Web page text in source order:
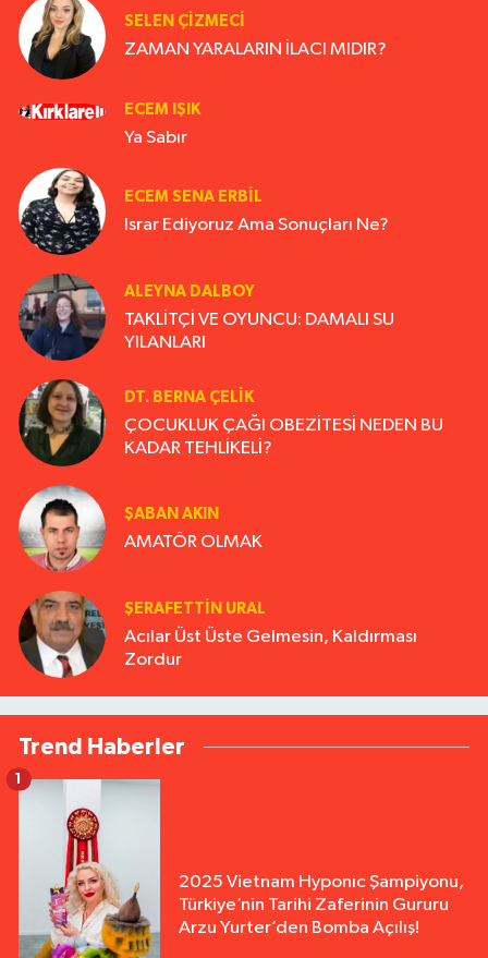
SELEN ÇİZMECİ
ZAMAN YARALARIN İLACI MIDIR?
ECEM IŞIK
Ya Sabır
ECEM SENA ERBIL
Israr Ediyoruz Ama Sonuçları Ne?
ALEYNA DALBOY
TAKLİTÇİ VE OYUNCU: DAMALI SU
YILANLARI
DT. BERNA ÇELIK
ÇOCUKLUK ÇAĞI OBEZİTESİ NEDEN BU
KADAR TEHLİKELİ?
ŞABAN AKIN
AMATÖR OLMAK
ŞERAFETTIN URAL
Acılar Üst Üste Gelmesin, Kaldırması
Zordur
Trend Haberler
2025 Vietnam Hyponıc Şampiyonu,
Türkiye’nin Tarihi Zaferinin Gururu
Arzu Yurter’den Bomba Açılış!
1